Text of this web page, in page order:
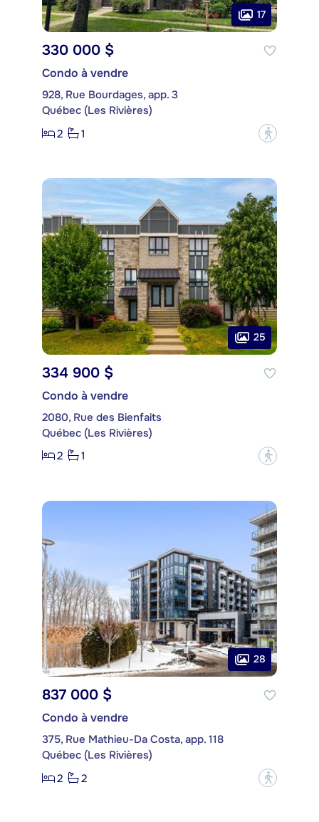
17
330 000 $
Condo à vendre
928, Rue Bourdages, app. 3
Québec (Les Rivières)
2
1 ?
25
334 900 $
Condo à vendre
2080, Rue des Bienfaits
Québec (Les Rivières)
2
1 ?
28
837 000 $
Condo à vendre
375, Rue Mathieu-Da Costa, app. 118
Québec (Les Rivières)
2
2 ?